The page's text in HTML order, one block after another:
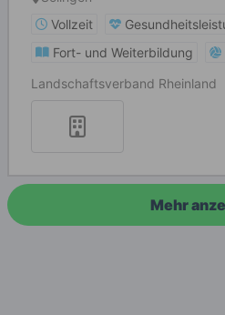
Vollzeit
Fort- und Weiterbildung
Landschaftsverband Rheinland
Mehr